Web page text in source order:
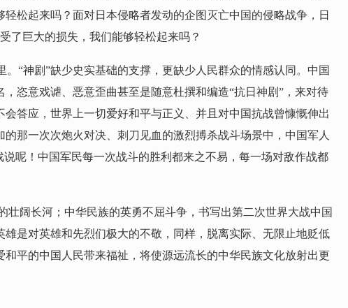
松起来吗？面对日本侵略者发动的企图灭亡中国的侵略战争，日
了巨大的损失，我们能够轻松起来吗？
“神剧”缺少史实基础的支撑，更缺少人民群众的情感认同。中国
恣意戏谑、恶意歪曲甚至是随意杜撰和编造“抗日神剧”，来对待
答应，世界上一切爱好和平与正义、并且对中国抗战曾慷慨伸出
那一次次炮火对决、刺刀见血的激烈搏杀战斗场景中，中国军人
呢！中国军民每一次战斗的胜利都来之不易，每一场对敌作战都
阔长河；中华民族的英勇不屈斗争，书写出第二次世界大战中国
是对英雄和先烈们极大的不敬，同样，脱离实际、无限止地贬低
平的中国人民带来福祉，将使源远流长的中华民族文化放射出更